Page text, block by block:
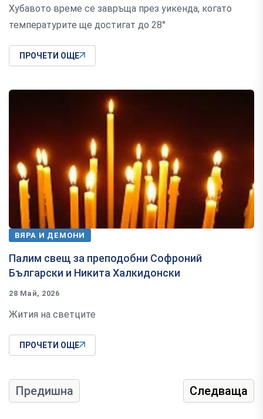
Хубавото време се завръща през уикенда, когато
температурите ще достигат до 28°
ПРОЧЕТИ ОЩЕ
ВЯРА И ДЕМОНИ
Палим свещ за преподобни Софроний
Български и Никита Халкидонски
28 Май, 2026
Жития на светците
ПРОЧЕТИ ОЩЕ
Предишна Следваща